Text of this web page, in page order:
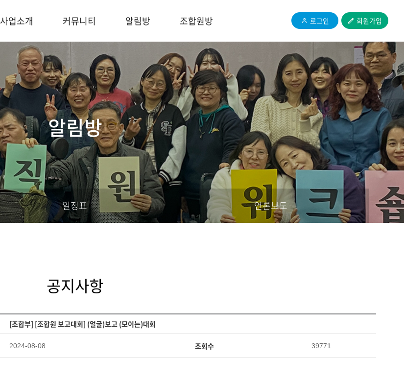
사업소개 커뮤니티 알림방 조합원방 로그인 회원가입
알림방
일정표 언론보도
공지사항
[조합부] [조합원 보고대회] (얼굴)보고 (모이는)대회
2024-08-08 조회수 39771